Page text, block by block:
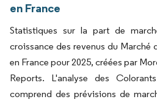
en France
Statistiques sur la part de
croissance des revenus du Marché
en France pour 2025, créées par
Reports. L'analyse des
comprend des prévisions de